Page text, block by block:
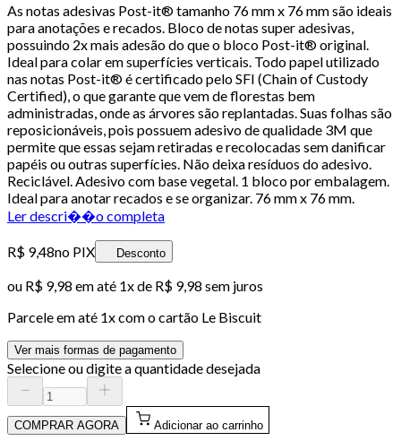
As notas adesivas Post-it® tamanho 76 mm x 76 mm são ideais
para anotações e recados. Bloco de notas super adesivas,
possuindo 2x mais adesão do que o bloco Post-it® original.
Ideal para colar em superfícies verticais. Todo papel utilizado
nas notas Post-it® é certificado pelo SFI (Chain of Custody
Certified), o que garante que vem de florestas bem
administradas, onde as árvores são replantadas. Suas folhas são
reposicionáveis, pois possuem adesivo de qualidade 3M que
permite que essas sejam retiradas e recolocadas sem danificar
papéis ou outras superfícies. Não deixa resíduos do adesivo.
Reciclável. Adesivo com base vegetal. 1 bloco por embalagem.
Ideal para anotar recados e se organizar. 76 mm x 76 mm.
Ler descri��o completa
R$ 9,48no PIX Desconto
ou R$ 9,98 em até 1x de R$ 9,98 sem juros
Parcele em até 1x com o cartão Le Biscuit
Ver mais formas de pagamento
Selecione ou digite a quantidade desejada
COMPRAR AGORA Adicionar ao carrinho